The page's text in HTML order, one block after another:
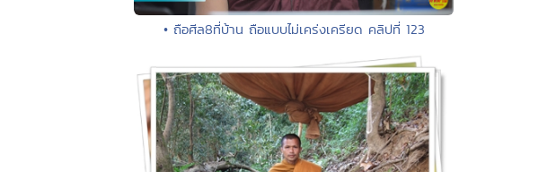
• ถือศีล8ที่บ้าน ถือแบบไม่เคร่งเครียด คลิปที่ 123